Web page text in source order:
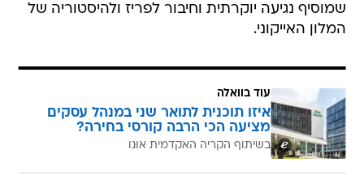
שמוסיף נגיעה יוקרתית וחיבור לפריז ולהיסטוריה של
המלון האייקוני.
עוד בוואלה
איזו תוכנית לתואר שני במנהל עסקים
מציעה הכי הרבה קורסי בחירה?
בשיתוף הקריה האקדמית אונו